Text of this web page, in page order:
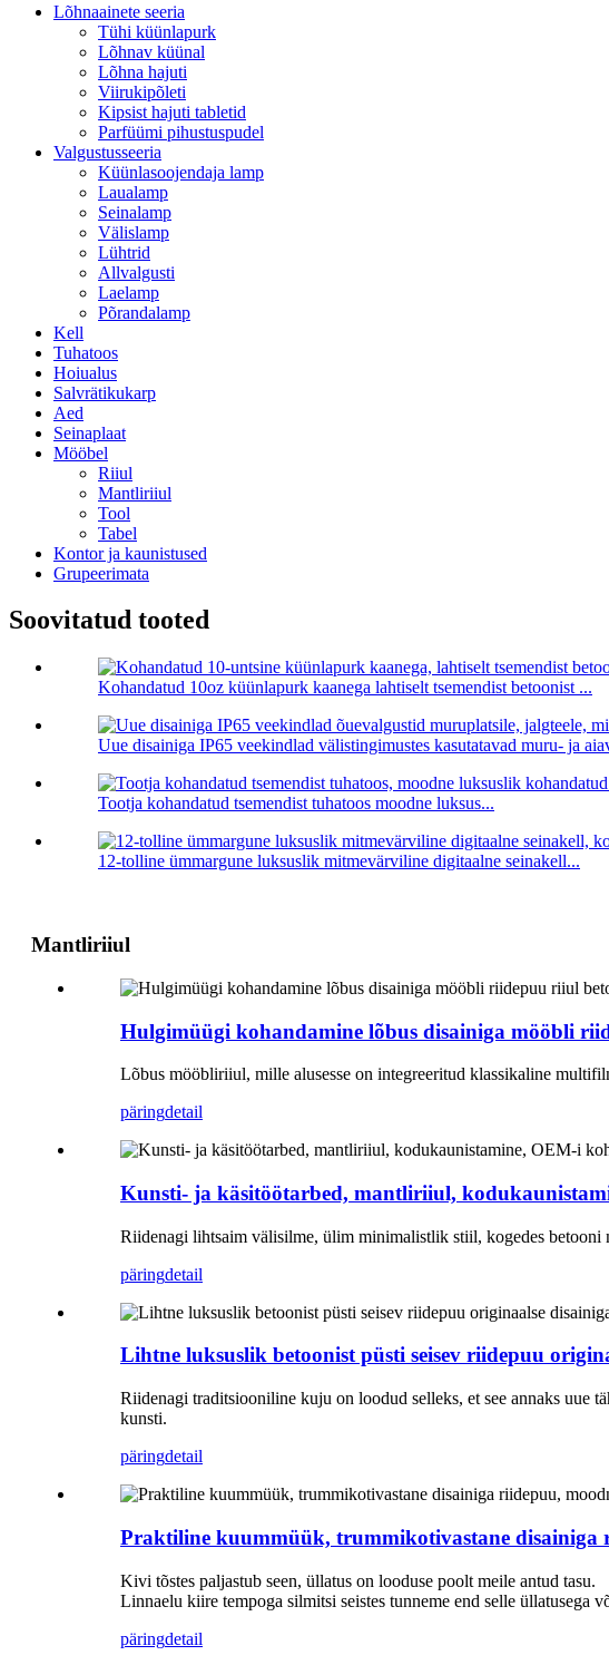
Lõhnaainete seeria
Tühi küünlapurk
Lõhnav küünal
Lõhna hajuti
Viirukipõleti
Kipsist hajuti tabletid
Parfüümi pihustuspudel
Valgustusseeria
Küünlasoojendaja lamp
Laualamp
Seinalamp
Välislamp
Lühtrid
Allvalgusti
Laelamp
Põrandalamp
Kell
Tuhatoos
Hoiualus
Salvrätikukarp
Aed
Seinaplaat
Mööbel
Riiul
Mantliriiul
Tool
Tabel
Kontor ja kaunistused
Grupeerimata
Soovitatud tooted
Kohandatud 10oz küünlapurk kaanega lahtiselt tsemendist betoonist ...
Uue disainiga IP65 veekindlad välistingimustes kasutatavad muru- ja
Tootja kohandatud tsemendist tuhatoos moodne luksus...
12-tolline ümmargune luksuslik mitmevärviline digitaalne seinakell...
Mantliriiul
Hulgimüügi kohandamine lõbus disainiga mööbli
Lõbus mööbliriiul, mille alusesse on integreeritud klassikaline
päringdetail
Kunsti- ja käsitöötarbed, mantliriiul,
Riidenagi lihtsaim välisilme, ülim minimalistlik stiil, kogedes betooni
päringdetail
Lihtne luksuslik betoonist püsti seisev riidepuu
Riidenagi traditsiooniline kuju on loodud selleks, et see annaks uue
kunsti.
päringdetail
Praktiline kuummüük, trummikotivastane disainiga
Kivi tõstes paljastub seen, üllatus on looduse poolt meile antud tasu.
Linnaelu kiire tempoga silmitsi seistes tunneme end selle üllatusega
päringdetail